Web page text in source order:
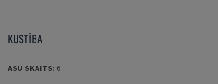
KUSTĪBA
ASU SKAITS: 6